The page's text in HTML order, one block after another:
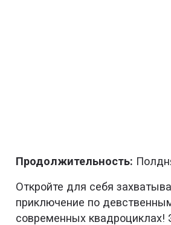
Продолжительность:
Откройте для себя
приключение по
современных квадроциклах!